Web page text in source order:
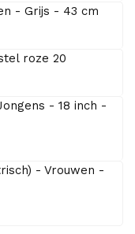
- Grijs - 43 cm
roze 20
- 18 inch -
- Vrouwen -